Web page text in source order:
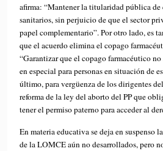
afirma: “Mantener la titularidad pública de
sanitarios, sin perjuicio de que el sector
papel complementario”. Por otro lado, es
que el acuerdo elimina el copago
“Garantizar que el copago farmacéutico no
en especial para personas en situación de
último, para vergüenza de los dirigentes
reforma de la ley del aborto del PP que
tener el permiso paterno para acceder al
En materia educativa se deja en suspenso
de la LOMCE aún no desarrollados, pero